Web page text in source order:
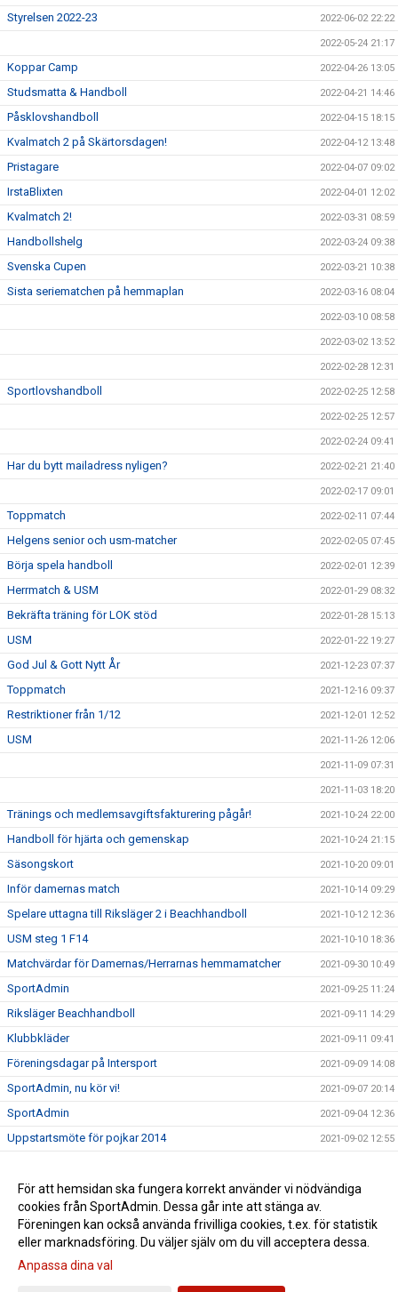
Styrelsen 2022-23 2022-06-02 22:22
2022-05-24 21:17
Koppar Camp 2022-04-26 13:05
Studsmatta & Handboll 2022-04-21 14:46
Påsklovshandboll 2022-04-15 18:15
Kvalmatch 2 på Skärtorsdagen! 2022-04-12 13:48
Pristagare 2022-04-07 09:02
IrstaBlixten 2022-04-01 12:02
Kvalmatch 2! 2022-03-31 08:59
Handbollshelg 2022-03-24 09:38
Svenska Cupen 2022-03-21 10:38
Sista seriematchen på hemmaplan 2022-03-16 08:04
2022-03-10 08:58
2022-03-02 13:52
2022-02-28 12:31
Sportlovshandboll 2022-02-25 12:58
2022-02-25 12:57
2022-02-24 09:41
Har du bytt mailadress nyligen? 2022-02-21 21:40
2022-02-17 09:01
Toppmatch 2022-02-11 07:44
Helgens senior och usm-matcher 2022-02-05 07:45
Börja spela handboll 2022-02-01 12:39
Herrmatch & USM 2022-01-29 08:32
Bekräfta träning för LOK stöd 2022-01-28 15:13
USM 2022-01-22 19:27
God Jul & Gott Nytt År 2021-12-23 07:37
Toppmatch 2021-12-16 09:37
Restriktioner från 1/12 2021-12-01 12:52
USM 2021-11-26 12:06
2021-11-09 07:31
2021-11-03 18:20
Tränings och medlemsavgiftsfakturering pågår! 2021-10-24 22:00
Handboll för hjärta och gemenskap 2021-10-24 21:15
Säsongskort 2021-10-20 09:01
Inför damernas match 2021-10-14 09:29
Spelare uttagna till Riksläger 2 i Beachhandboll 2021-10-12 12:36
USM steg 1 F14 2021-10-10 18:36
Matchvärdar för Damernas/Herrarnas hemmamatcher 2021-09-30 10:49
SportAdmin 2021-09-25 11:24
Riksläger Beachhandboll 2021-09-11 14:29
Klubbkläder 2021-09-11 09:41
Föreningsdagar på Intersport 2021-09-09 14:08
SportAdmin, nu kör vi! 2021-09-07 20:14
SportAdmin 2021-09-04 12:36
Uppstartsmöte för pojkar 2014 2021-09-02 12:55
Ny klädleverantör 2021-05-03 10:20
Vi minns Johnny Månsson 2021-01-26 11:30
För att hemsidan ska fungera korrekt använder vi nödvändiga
cookies från SportAdmin. Dessa går inte att stänga av.
Föreningen kan också använda frivilliga cookies, t.ex. för statistik
eller marknadsföring. Du väljer själv om du vill acceptera dessa.
Anpassa dina val